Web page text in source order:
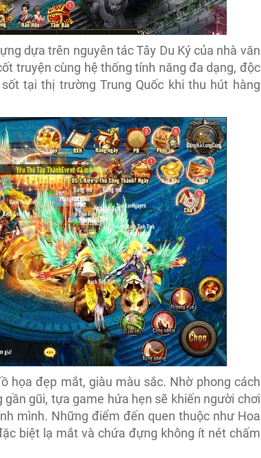
dựa trên nguyên tác Tây Du Ký của nhà văn
truyện cùng hệ thống tính năng đa dạng, độc
tại thị trường Trung Quốc khi thu hút hàng
họa đẹp mắt, giàu màu sắc. Nhờ phong cách
gũi, tựa game hứa hẹn sẽ khiến người chơi
mình. Những điểm đến quen thuộc như Hoa
biệt lạ mắt và chứa đựng không ít nét chấm